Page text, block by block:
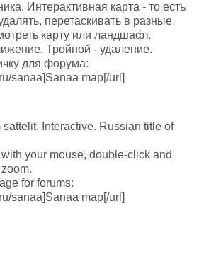
Интерактивная карта - то есть
перетаскивать в разные
карту или ландшафт.
Тройной - удаление.
для форума:
sanaa]Sanaa map[/url]
Interactive. Russian title of
your mouse, double-click and
for forums:
sanaa]Sanaa map[/url]